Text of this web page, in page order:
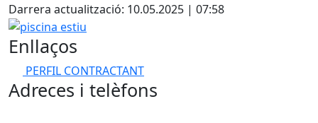
Darrera actualització: 10.05.2025 | 07:58
piscina estiu
Enllaços
PERFIL CONTRACTANT
Adreces i telèfons